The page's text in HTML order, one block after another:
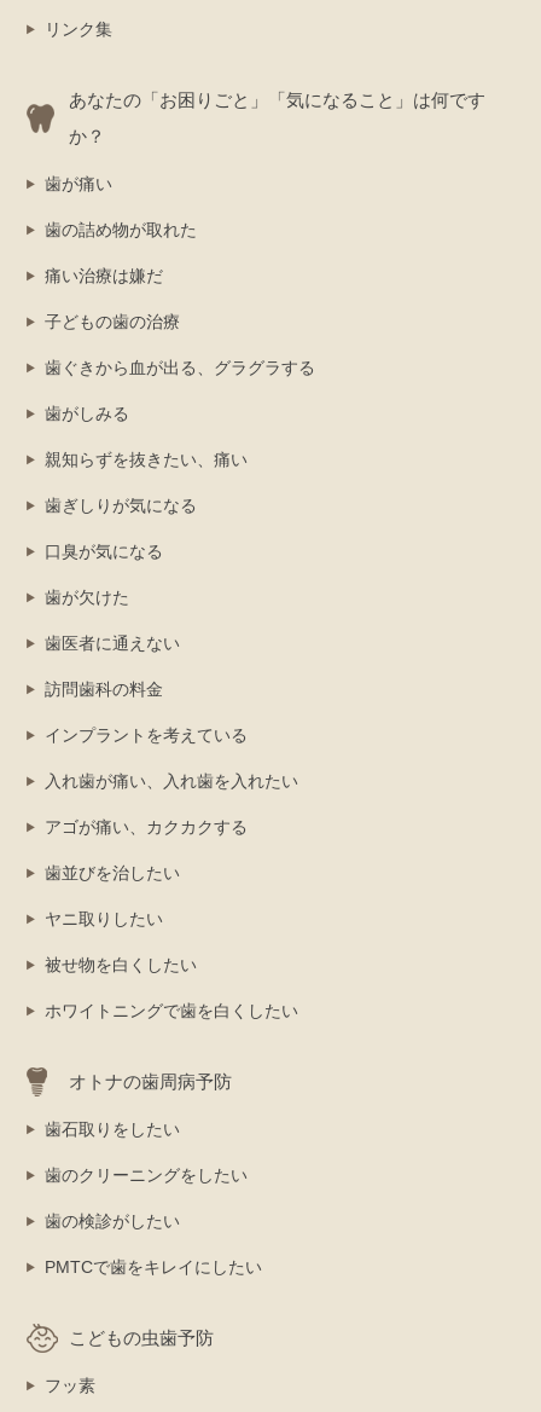
リンク集
あなたの「お困りごと」「気になること」は何です
か？
歯が痛い
歯の詰め物が取れた
痛い治療は嫌だ
子どもの歯の治療
歯ぐきから血が出る、グラグラする
歯がしみる
親知らずを抜きたい、痛い
歯ぎしりが気になる
口臭が気になる
歯が欠けた
歯医者に通えない
訪問歯科の料金
インプラントを考えている
入れ歯が痛い、入れ歯を入れたい
アゴが痛い、カクカクする
歯並びを治したい
ヤニ取りしたい
被せ物を白くしたい
ホワイトニングで歯を白くしたい
オトナの歯周病予防
歯石取りをしたい
歯のクリーニングをしたい
歯の検診がしたい
PMTCで歯をキレイにしたい
こどもの虫歯予防
フッ素